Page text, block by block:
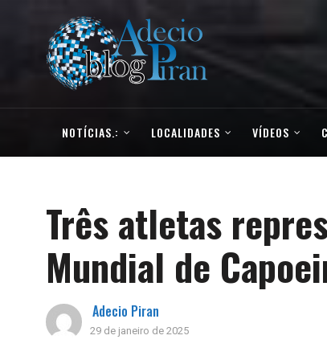
NOTÍCIAS.: LOCALIDADES VÍDEOS
Três atletas
Mundial de
Adecio Piran
29 de janeiro de 2025